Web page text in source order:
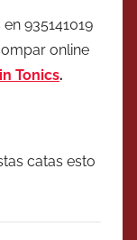
935141019
online
Tonics.
catas esto